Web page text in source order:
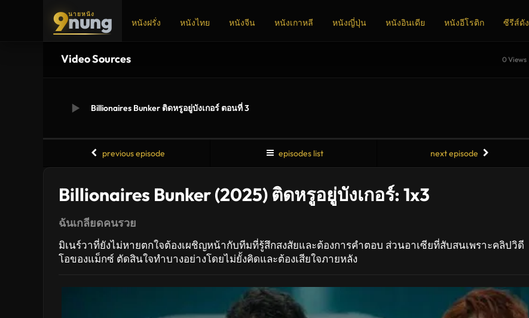
9นายหนัง
nung หนังฝรั่ง หนังไทย หนังจีน หนังเกาหลี หนังญี่ปุ่น หนังอินเดีย หนังอีโรติก ซีรีส์ดัง
Video Sources 0 Views
Billionaires Bunker ติดหรูอยู่บังเกอร์ ตอนที่ 3
previous episode episodes list next episode
Billionaires Bunker (2025) ติดหรูอยู่บังเกอร์: 1x3
ฉันเกลียดคนรวย
มิเนร์วาที่ยังไม่หายตกใจต้องเผชิญหน้ากับทีมที่รู้สึกสงสัยและต้องการคำตอบ ส่วนอาเซียที่สับสนเพราะคลิปวิดี
โอของแม็กซ์ ตัดสินใจทำบางอย่างโดยไม่ยั้งคิดและต้องเสียใจภายหลัง